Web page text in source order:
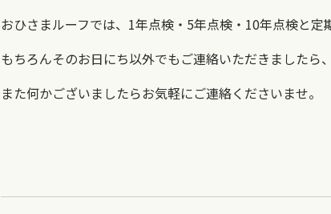
おひさまルーフでは、1年点検・5年点検・10年点検と定
もちろんそのお日にち以外でもご連絡いただきましたら
また何かございましたらお気軽にご連絡くださいませ。